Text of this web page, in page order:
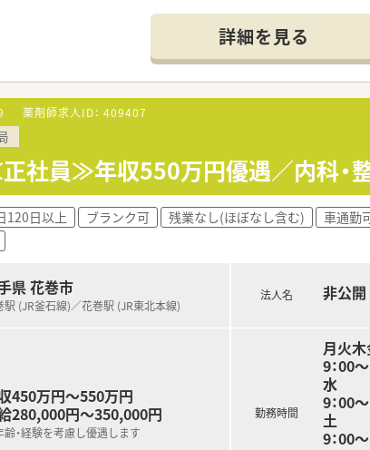
社長をはじめ、懐が深い社員が多いです！】
先の人事』を見据えており、3年後はどうなっていたい
面談を通して、心境などを伺い、産休育休の相談はも
。
誕生日には、社長が毎年手書きのバースデーカードと一
が増えている今でも、変わらず『社員を想う』行動を継続
教育体制がしっかりしています！ 】
マネージャーは、ほぼ新卒で入社しており、その際に
方々です。
々の元で現場研修（OJT）をしていただきます。
会や、様々なセミナーにも積極的に参加しており、定
しっかり"あなた"をみて評価します！】
は設けていなく、自身で決めた目標に対してのフィー
なっていたい』という想いを大切にし、立てた目標を
年にオープンした店舗で、とてもきれいで快適な店舗
やかな水色の外観で爽やかな雰囲気があります♪
メインで応需しており、医薬品だけでなく食料品など
詳細を見る
薬剤師求人ID： 409407
正社員≫年収550万円優遇／内科
120日以上 ブランク可 残業なし(ほぼなし含む) 車通勤
県 花巻市
駅 (JR釜石線)／花巻駅 (JR東北本線)
450万円～550万円
280,000円～350,000円
・経験を考慮し優遇します
法人名 非公開
勤務時間
月火
9：00
水
9：00
土
9：00